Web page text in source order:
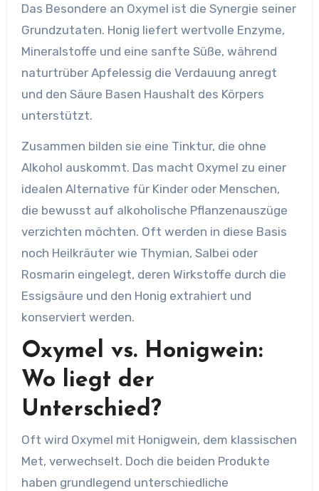
Das Besondere an Oxymel ist die Synergie seiner
Grundzutaten. Honig liefert wertvolle Enzyme,
Mineralstoffe und eine sanfte Süße, während
naturtrüber Apfelessig die Verdauung anregt
und den Säure Basen Haushalt des Körpers
unterstützt.
Zusammen bilden sie eine Tinktur, die ohne
Alkohol auskommt. Das macht Oxymel zu einer
idealen Alternative für Kinder oder Menschen,
die bewusst auf alkoholische Pflanzenauszüge
verzichten möchten. Oft werden in diese Basis
noch Heilkräuter wie Thymian, Salbei oder
Rosmarin eingelegt, deren Wirkstoffe durch die
Essigsäure und den Honig extrahiert und
konserviert werden.
Oxymel vs. Honigwein:
Wo liegt der
Unterschied?
Oft wird Oxymel mit Honigwein, dem klassischen
Met, verwechselt. Doch die beiden Produkte
haben grundlegend unterschiedliche